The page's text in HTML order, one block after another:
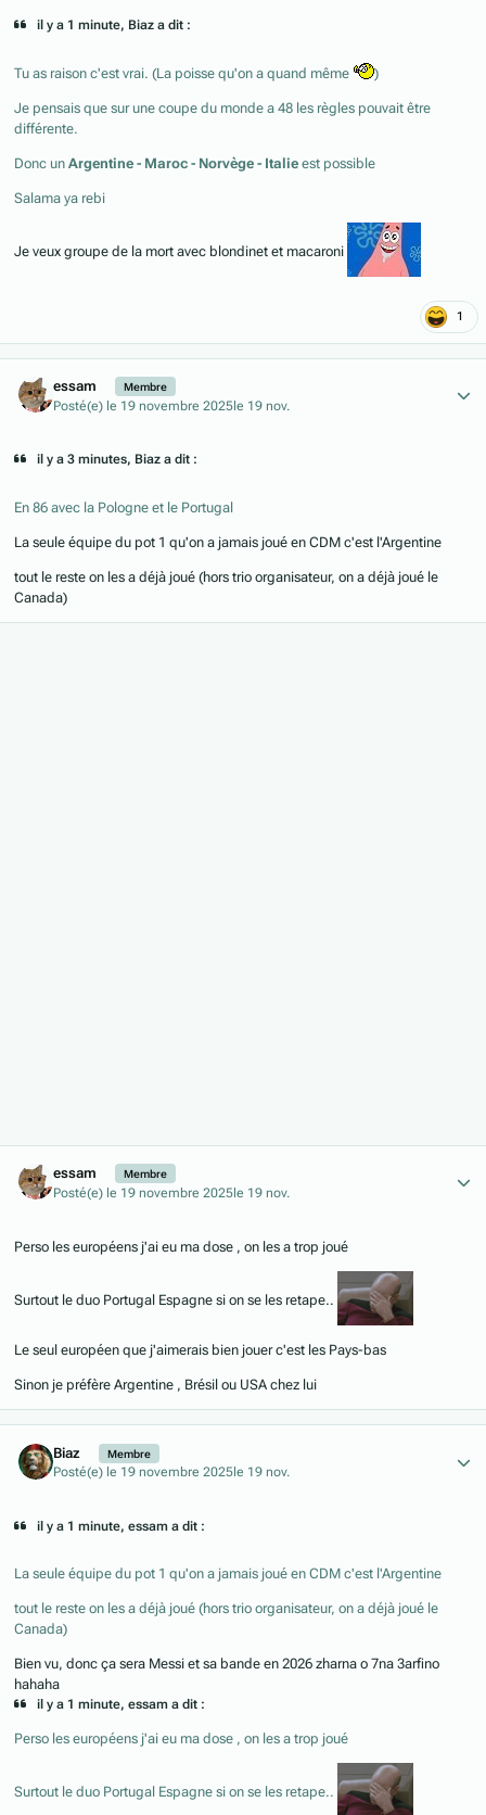
il y a 1 minute, Biaz a dit :
Tu as raison c'est vrai. (La poisse qu'on a quand même )
Je pensais que sur une coupe du monde a 48 les règles pouvait être
différente.
Donc un Argentine - Maroc - Norvège - Italie est possible
Salama ya rebi
Je veux groupe de la mort avec blondinet et macaroni
1
essam Membre
Posté(e) le 19 novembre 2025le 19 nov.
il y a 3 minutes, Biaz a dit :
En 86 avec la Pologne et le Portugal
La seule équipe du pot 1 qu'on a jamais joué en CDM c'est l'Argentine
tout le reste on les a déjà joué (hors trio organisateur, on a déjà joué le
Canada)
essam Membre
Posté(e) le 19 novembre 2025le 19 nov.
Perso les européens j'ai eu ma dose , on les a trop joué
Surtout le duo Portugal Espagne si on se les retape..
Le seul européen que j'aimerais bien jouer c'est les Pays-bas
Sinon je préfère Argentine , Brésil ou USA chez lui
Biaz Membre
Posté(e) le 19 novembre 2025 le 19 nov.
il y a 1 minute, essam a dit :
La seule équipe du pot 1 qu'on a jamais joué en CDM c'est l'Argentine
tout le reste on les a déjà joué (hors trio organisateur, on a déjà joué le
Canada)
Bien vu, donc ça sera Messi et sa bande en 2026 zharna o 7na 3arfino
hahaha
il y a 1 minute, essam a dit :
Perso les européens j'ai eu ma dose , on les a trop joué
Surtout le duo Portugal Espagne si on se les retape..